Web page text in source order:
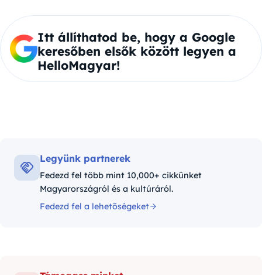
Itt állíthatod be, hogy a Google
keresőben elsők között legyen a
HelloMagyar!
Legyünk partnerek
Fedezd fel több mint 10,000+ cikkünket
Magyarországról és a kultúráról.
Fedezd fel a lehetőségeket